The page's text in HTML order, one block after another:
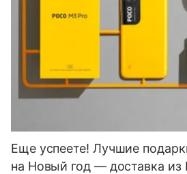
Еще успеете! Лучшие
на Новый год — доставка из